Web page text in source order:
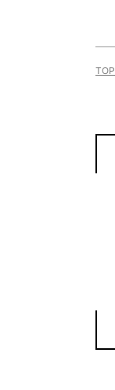
TOP